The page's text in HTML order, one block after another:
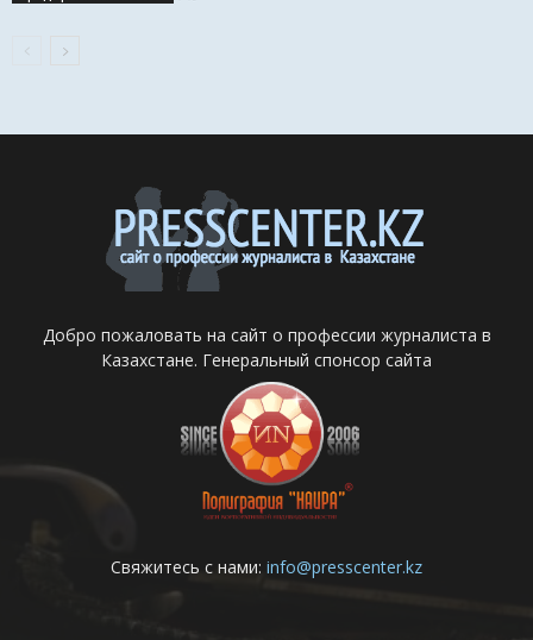
Добро пожаловать на сайт о профессии журналиста в
Казахстане. Генеральный спонсор сайта
Свяжитесь с нами: info@presscenter.kz